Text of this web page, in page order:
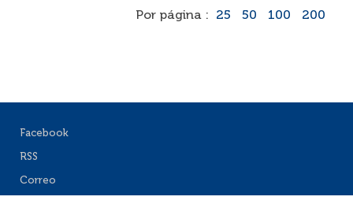
Por página :
25 50 100 200
Facebook
RSS
Correo